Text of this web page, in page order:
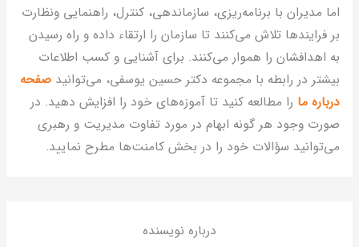
مدیران با برنامه‌ریزی، سازماندهی، کنترل، راهنمایی ونظارت
فرایند‌ها تلاش می‌کنند تا سازمان را ارتقاء داده و راه رسیدن
اهدافشان را هموار می‌کنند. برای آشنایی و کسب اطلاعات
در رابطه با مجموعه دکتر حسین یوسفی، می‌توانیدصفحه
مارا مطالعه کنید تا آموزه‌های خود را افزایش دهید. در
وجود هر گونه ابهام در مورد تفاوت مدیریت و رهبری
سؤالات خود را در بخش کامنت‌ها مطرح نمایید.
درباره نویسنده